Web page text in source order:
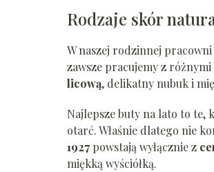
Rodzaje skór
W naszej rodzinnej
zawsze pracujemy z
licową, delikatny nubuk i
Najlepsze buty na lato to te,
otarć. Właśnie dlatego nie
1927powstają wyłącznie z
miękką wyściółką.